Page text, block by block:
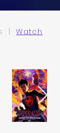
|Watch